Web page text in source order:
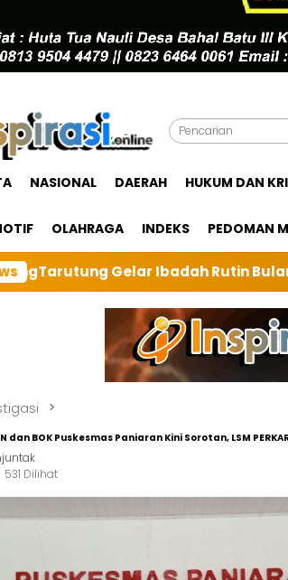
NASIONAL DAERAH HUKUM DAN
OLAHRAGA INDEKS PEDOMAN
Bulanan,dan sebangai tuan
dan BOK Puskesmas Paniaran Kini Sorotan, LSM
531 Dilihat